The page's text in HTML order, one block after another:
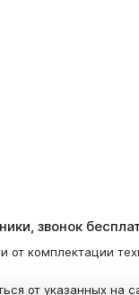
звонок
комплектации
от указанных на